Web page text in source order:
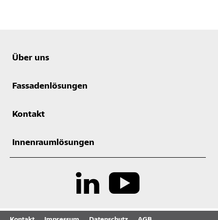
Über uns
Fassadenlösungen
Kontakt
Innenraumlösungen